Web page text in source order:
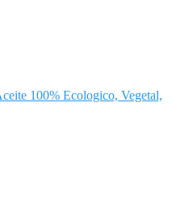
100% Ecologico, Vegetal,